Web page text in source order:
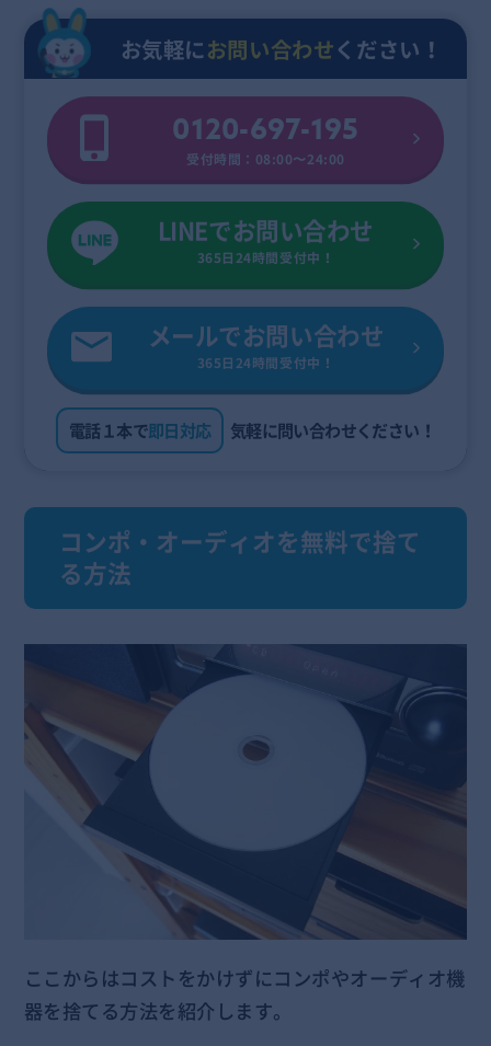
お気軽にお問い合わせください！
0120-697-195
受付時間：08:00〜24:00
LINEでお問い合わせ
365日24時間受付中！
メールでお問い合わせ
365日24時間受付中！
電話１本で即日対応 気軽に問い合わせください！
コンポ・オーディオを無料で捨て
る方法
ここからはコストをかけずにコンポやオーディオ機
器を捨てる方法を紹介します。